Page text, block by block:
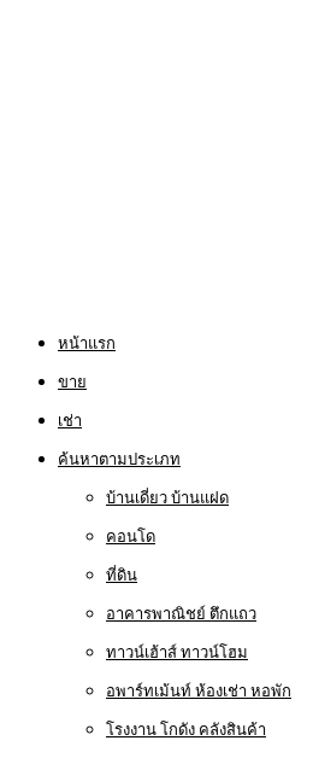
หน้าแรก
ขาย
เช่า
ค้นหาตามประเภท
บ้านเดี่ยว บ้านแฝด
คอนโด
ที่ดิน
อาคารพาณิชย์ ตึกแถว
ทาวน์เฮ้าส์ ทาวน์โฮม
อพาร์ทเม้นท์ ห้องเช่า หอพัก
โรงงาน โกดัง คลังสินค้า